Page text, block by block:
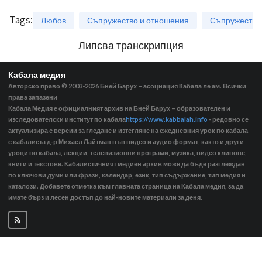
Tags: Любов Съпружество и отношения Съпружество
Липсва транскрипция
Кабала медия
Авторско право © 2003-2026 Бней Барух – асоциация Кабала ле ам. Всички
права запазени
Кабала Медия е официалният архив на Бней Барух – образователен и
изследователски институт по кабалаhttps://www.kabbalah.info - редовно се
актуализира с версии за гледане и изтегляне на ежедневния урок по кабала
с кабалиста д-р Михаел Лайтман във видео и аудио формат, както и други
уроци по кабала, лекции, телевизионни програми, музика, видео клипове,
книги и текстове. Кабалистичният медиен архив може да бъде разглеждан
по ключови думи или фрази, календар, език, тип съдържание, тип медия и
каталози. Добавете отметка към главната страница на Кабала медия, за да
имате бърз и лесен достъп до най-новите материали за деня.